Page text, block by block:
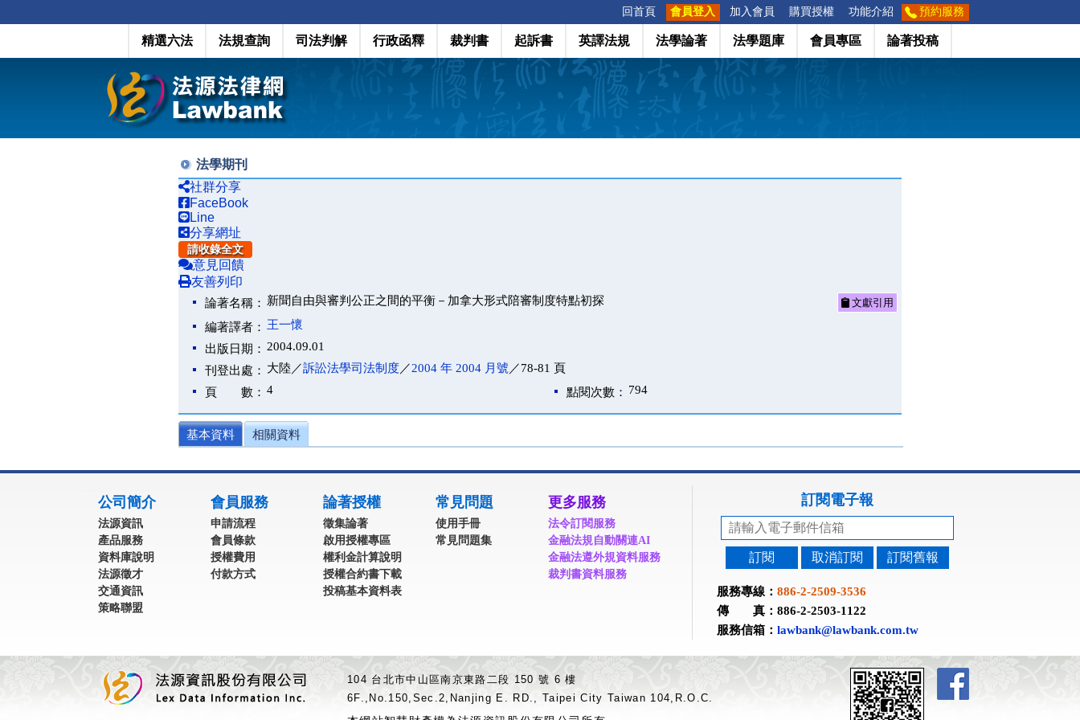
回首頁 會員登入 加入會員 購買授權 功能介紹 預約服務
精選六法 法規查詢 司法判解 行政函釋 裁判書 起訴書 英譯法規 法學論著 法學題庫 會員專區 論著投稿
法學期刊
社群分享
FaceBook
Line
分享網址
請收錄全文
意見回饋
友善列印
論著名稱： 新聞自由與審判公正之間的平衡－加拿大形式陪審制度特點初探 文獻引用
編著譯者： 王一懷
出版日期： 2004.09.01
刊登出處： 大陸／訴訟法學司法制度／2004 年 2004 月號 ／78-81 頁
頁 數： 4 點閱次數： 794
基本資料 相關資料
公司簡介
法源資訊
產品服務
資料庫說明
法源徵才
交通資訊
策略聯盟
會員服務
申請流程
會員條款
授權費用
付款方式
論著授權
徵集論著
啟用授權專區
權利金計算說明
授權合約書下載
投稿基本資料表
常見問題
使用手冊
常見問題集
更多服務
法令訂閱服務
金融法規自動關連AI
金融法遵外規資料服務
裁判書資料服務
訂閱電子報
訂閱 取消訂閱 訂閱舊報
服務專線： 886-2-2509-3536
傳 真：886-2-2503-1122
服務信箱： lawbank@lawbank.com.tw
104 台北市中山區南京東路二段 150 號 6 樓
6F.,No.150,Sec.2,Nanjing E. RD., Taipei City Taiwan 104,R.O.C.